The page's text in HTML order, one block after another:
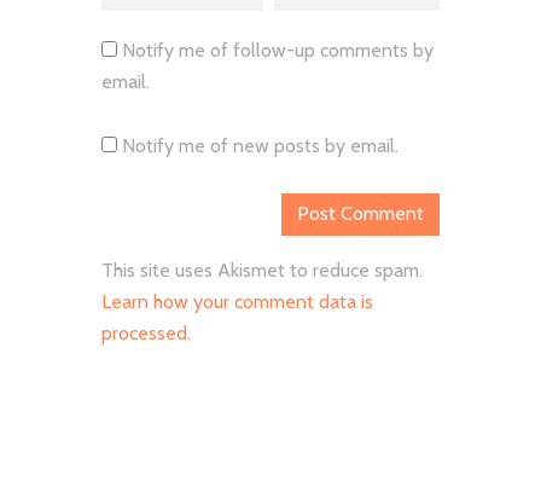
Notify me of follow-up comments by
email.
Notify me of new posts by email.
This site uses Akismet to reduce spam.
Learn how your comment data is
processed.